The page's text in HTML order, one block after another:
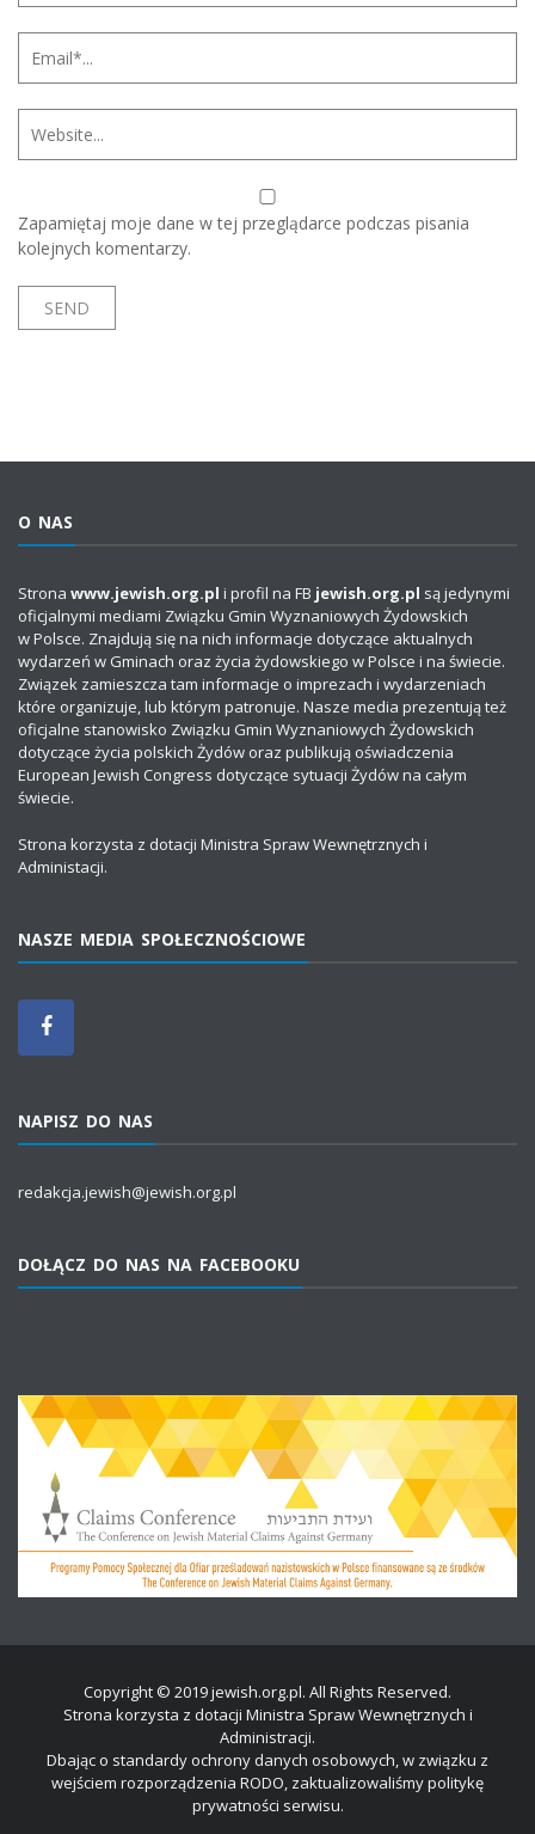
Zapamiętaj moje dane w tej przeglądarce podczas pisania
kolejnych komentarzy.
O NAS
Strona www.jewish.org.pl i profil na FB jewish.org.pl są jedynymi
oficjalnymi mediami Związku Gmin Wyznaniowych Żydowskich
w Polsce. Znajdują się na nich informacje dotyczące aktualnych
wydarzeń w Gminach oraz życia żydowskiego w Polsce i na świecie.
Związek zamieszcza tam informacje o imprezach i wydarzeniach
które organizuje, lub którym patronuje. Nasze media prezentują też
oficjalne stanowisko Związku Gmin Wyznaniowych Żydowskich
dotyczące życia polskich Żydów oraz publikują oświadczenia
European Jewish Congress dotyczące sytuacji Żydów na całym
świecie.
Strona korzysta z dotacji Ministra Spraw Wewnętrznych i
Administacji.
NASZE MEDIA SPOŁECZNOŚCIOWE
NAPISZ DO NAS
redakcja.jewish@jewish.org.pl
DOŁĄCZ DO NAS NA FACEBOOKU
Copyright © 2019 jewish.org.pl. All Rights Reserved.
Strona korzysta z dotacji Ministra Spraw Wewnętrznych i
Administracji.
Dbając o standardy ochrony danych osobowych, w związku z
wejściem rozporządzenia RODO, zaktualizowaliśmy politykę
prywatności serwisu.